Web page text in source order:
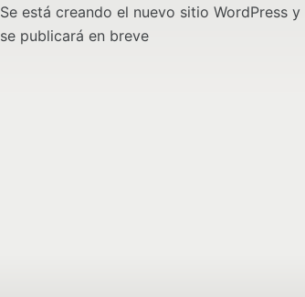
Se está creando el nuevo sitio WordPress y
se publicará en breve